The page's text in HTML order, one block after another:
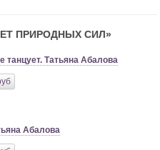
ПРИРОДНЫХ СИЛ»
танцует. Татьяна Абалова
Абалова